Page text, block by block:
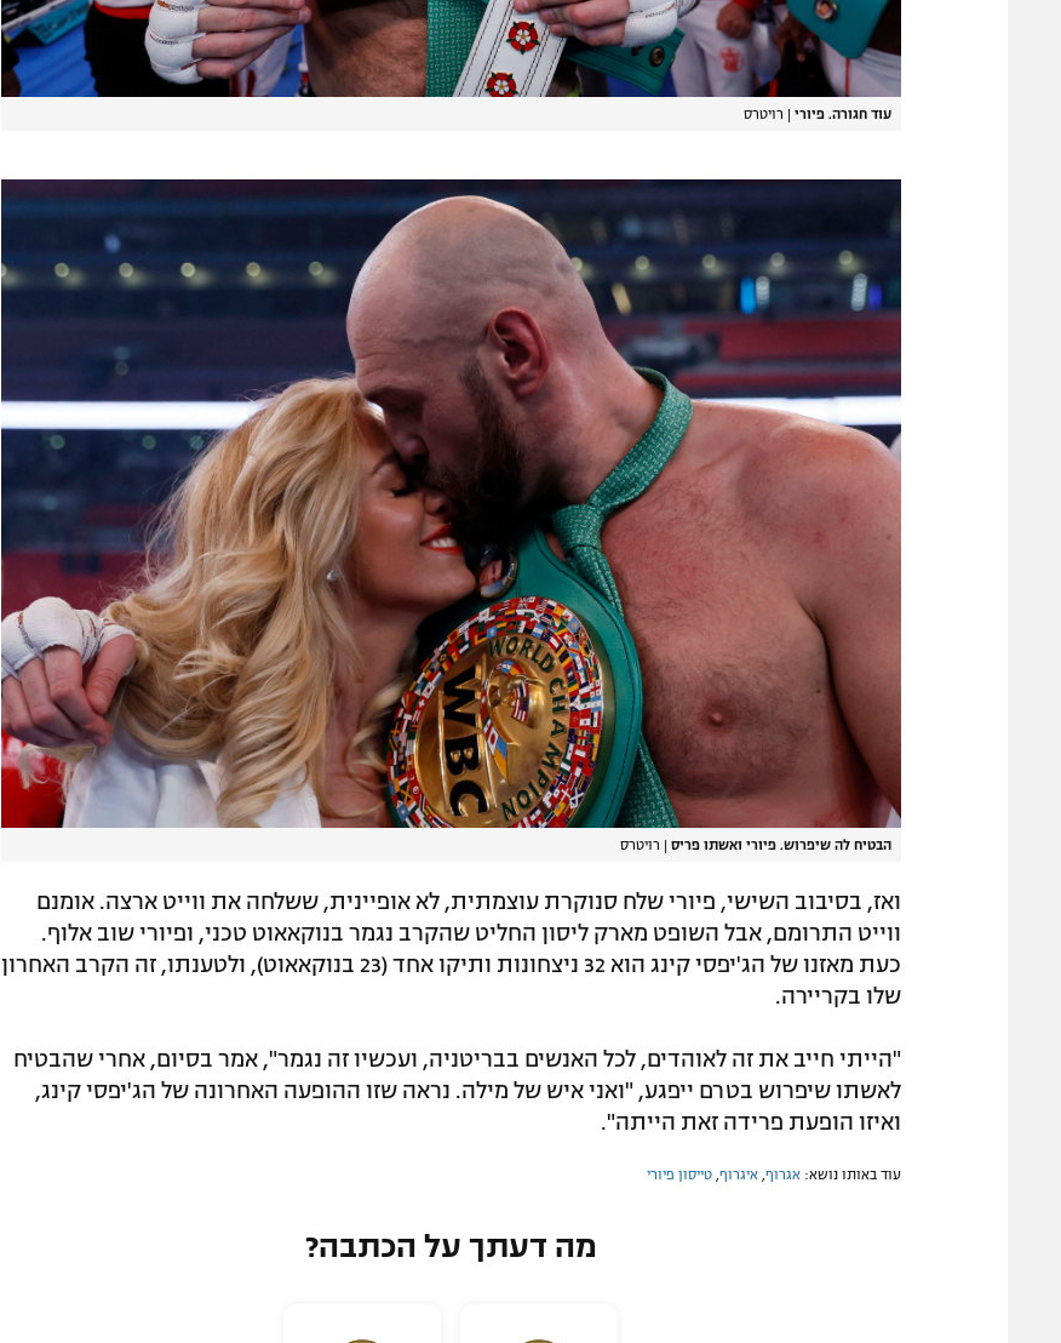
עוד חגורה. פיורי | רויטרס
הבטיח לה שיפרוש. פיורי ואשתו פריס רויטרס
ואז, בסיבוב השישי, פיורי שלח סנוקרת עוצמתית, לא אופיינית, ששלחה את ווייט ארצה. אומנם
ווייט התרומם, אבל השופט מארק ליסון החליט שהקרב נגמר בנוקאאוט טכני, ופיורי שוב אלוף.
כעת מאזנו של הג'יפסי קינג הוא 32 ניצחונות ותיקו אחד (23 בנוקאאוט), ולטענתו, זה הקרב האחרון
שלו בקריירה.
"הייתי חייב את זה לאוהדים, לכל האנשים בבריטניה, ועכשיו זה נגמר", אמר בסיום, אחרי שהבטיח
לאשתו שיפרוש בטרם ייפגע, "ואני איש של מילה. נראה שזו ההופעה האחרונה של הג'יפסי קינג,
ואיזו הופעת פרידה זאת הייתה".
עוד באותו נושא: אגרוף, איגרוף, טייסון פיורי
מה דעתך על הכתבה?